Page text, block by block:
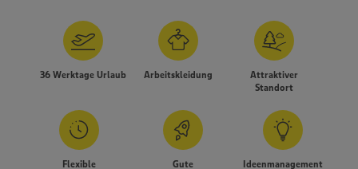
36 Werktage Urlaub Arbeitskleidung
Attraktiver
Standort
Flexible Gute Ideenmanagement